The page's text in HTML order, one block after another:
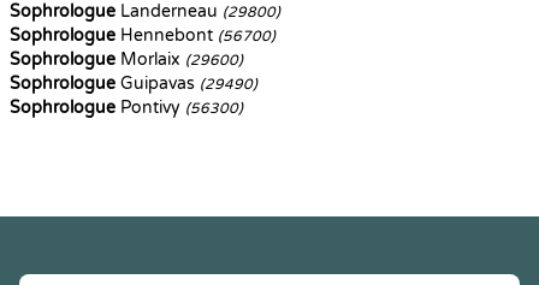
Sophrologue Landerneau (29800)
Sophrologue Hennebont (56700)
Sophrologue Morlaix (29600)
Sophrologue Guipavas (29490)
Sophrologue Pontivy (56300)